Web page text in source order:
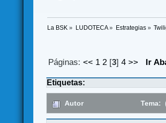
La BSK » LUDOTECA» Estrategias»
Páginas: << 1 2[3] 4 >> Ir
Etiquetas:
Autor Tema: